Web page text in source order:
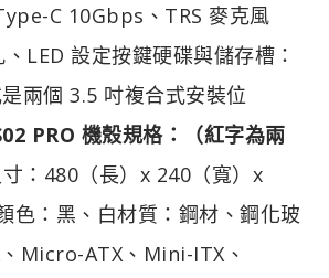
C 10Gbps、TRS 麥克風
LED 設定按鍵硬碟與儲存槽：
兩個 3.5 吋複合式安裝位
PRO 機殼規格：（紅字為兩
寸：480（長）x 240（寬）x
色：黑、白材質：鋼材、鋼化玻
Micro-ATX、Mini-ITX、